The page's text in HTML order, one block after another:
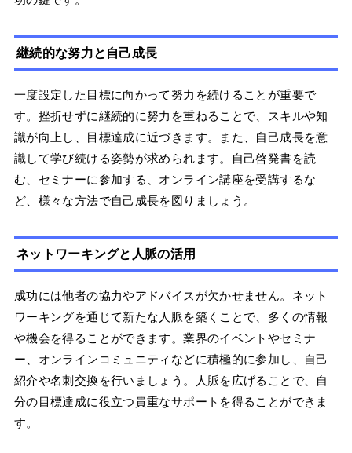
継続的な努力と自己成長
一度設定した目標に向かって努力を続けることが重要で
す。挫折せずに継続的に努力を重ねることで、スキルや知
識が向上し、目標達成に近づきます。また、自己成長を意
識して学び続ける姿勢が求められます。自己啓発書を読
む、セミナーに参加する、オンライン講座を受講するな
ど、様々な方法で自己成長を図りましょう。
ネットワーキングと人脈の活用
成功には他者の協力やアドバイスが欠かせません。ネット
ワーキングを通じて新たな人脈を築くことで、多くの情報
や機会を得ることができます。業界のイベントやセミナ
ー、オンラインコミュニティなどに積極的に参加し、自己
紹介や名刺交換を行いましょう。人脈を広げることで、自
分の目標達成に役立つ貴重なサポートを得ることができま
す。